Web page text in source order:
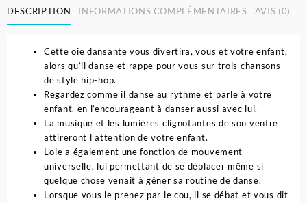
DESCRIPTION INFORMATIONS COMPLÉMENTAIRES AVIS (0)
Cette oie dansante vous divertira, vous et votre enfant,
alors qu’il danse et rappe pour vous sur trois chansons
de style hip-hop.
Regardez comme il danse au rythme et parle à votre
enfant, en l’encourageant à danser aussi avec lui.
La musique et les lumières clignotantes de son ventre
attireront l’attention de votre enfant.
L’oie a également une fonction de mouvement
universelle, lui permettant de se déplacer même si
quelque chose venait à gêner sa routine de danse.
Lorsque vous le prenez par le cou, il se débat et vous dit